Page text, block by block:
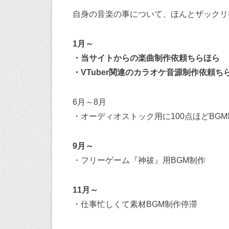
自身の音楽の事について、ほんとザックリ
1月～
・当サイトからの楽曲制作依頼ちらほら
・VTuber関連のカラオケ音源制作依頼ち
6月～8月
・オーディオストック用に100点ほど
9月～
・フリーゲーム『神祓』用BGM制作
11月～
・仕事忙しくて素材BGM制作停滞